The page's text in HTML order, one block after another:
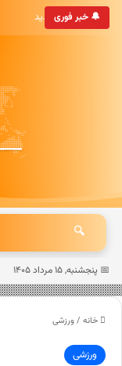
🔔 خبر فوری
هشت صبح خوش آمدید
🔍
📅 پنجشنبه, ۱۵ مرداد ۱۴۰۵
خانه /ورزشی
ورزشی